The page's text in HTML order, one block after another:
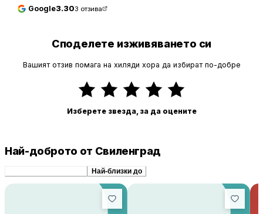
Google3.303 отзива
Споделете изживяването си
Вашият отзив помага на хиляди хора да избират по-добре
Изберете звезда, за да оцените
Най-доброто от Свиленград
Най-близки до